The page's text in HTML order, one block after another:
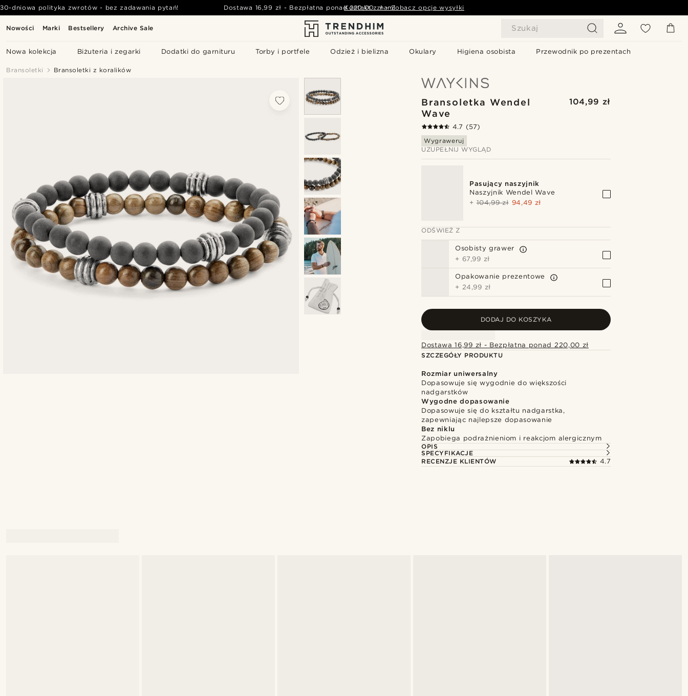
Nowości Marki Bestsellery Archive Sale Szukaj
Nowa kolekcja Biżuteria i zegarki Dodatki do garnituru Torby i portfele Odzież i bielizna Okulary Higiena osobista Przewodnik po prezentach
30-dniowa polityka zwrotów - bez zadawania pytań! Dostawa 16,99 zł - Bezpłatna ponad 220,00 zł - Zobacz opcje wysyłki
Kontakt z nami
Bransoletki Bransoletki z koralików
Bransoletka Wendel
Wave
104,99 zł
4.7 (57)
Wygraweruj
UZUPEŁNIJ WYGLĄD
Pasujący naszyjnik
Naszyjnik Wendel Wave
+104,99 zł 94,49 zł
ODŚWIEŻ Z
Osobisty grawer
+ 67,99 zł
Opakowanie prezentowe
+ 24,99 zł
DODAJ DO KOSZYKA
Dostawa 16,99 zł - Bezpłatna ponad 220,00 zł
SZCZEGÓŁY PRODUKTU
Rozmiar uniwersalny
Dopasowuje się wygodnie do większości
nadgarstków
Wygodne dopasowanie
Dopasowuje się do kształtu nadgarstka,
zapewniając najlepsze dopasowanie
Bez niklu
Zapobiega podrażnieniom i reakcjom alergicznym
OPIS
SPECYFIKACJE
RECENZJE KLIENTÓW
4.7